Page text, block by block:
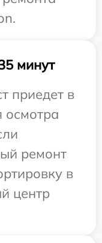
минут
приедет в
осмотра
ремонт
в
центр